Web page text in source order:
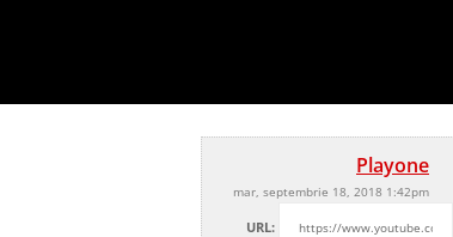
Playone
mar, septembrie 18, 2018 1:42pm
URL: